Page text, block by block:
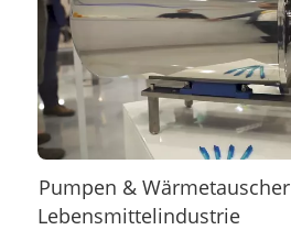
Pumpen & Wärmetauscher
Lebensmittelindustrie